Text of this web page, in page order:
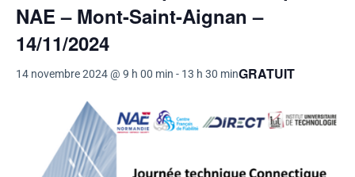
NAE – Mont-Saint-Aignan –
14/11/2024
14 novembre 2024 @ 9 h 00 min - 13 h 30 minGRATUIT